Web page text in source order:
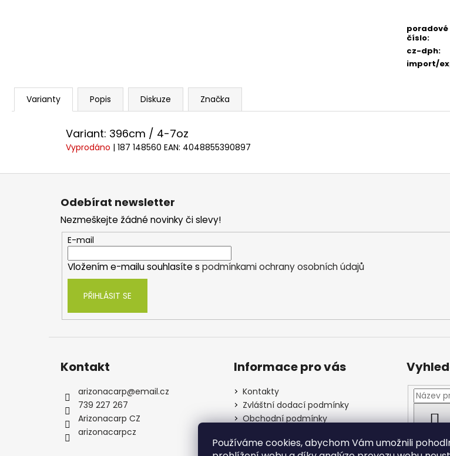
Používáme cookies, abychom Vám umožnili
poradové
číslo:
cz-dph:
import/
Varianty Popis Diskuze Značka
Variant: 396cm / 4-7oz
Vyprodáno | 187 148560 EAN: 4048855390897
Z
Odebírat newsletter
Nezmeškejte žádné novinky či slevy!
E-mail
Vložením e-mailu souhlasíte s podmínkami ochrany osobních údajů
PŘIHLÁSIT SE
Kontakt
arizonacarp@email.cz
739 227 267
Arizonacarp CZ
arizonacarpcz
Informace pro vás
Kontakty
Zvláštní dodací podmínky
Obchodní podmínky
osobních údajů